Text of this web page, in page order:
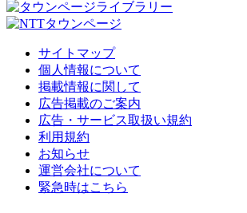
サイトマップ
個人情報について
掲載情報に関して
広告掲載のご案内
広告・サービス取扱い規約
利用規約
お知らせ
運営会社について
緊急時はこちら